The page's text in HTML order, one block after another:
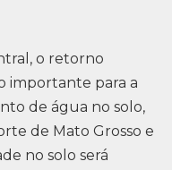
o retorno
importante para a
de água no solo,
de Mato Grosso e
no solo será